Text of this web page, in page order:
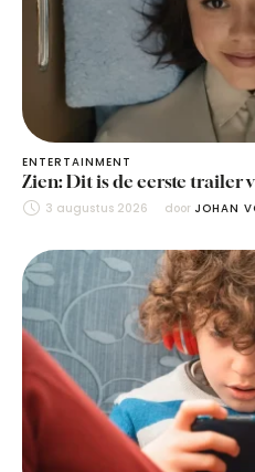
ENTERTAINMENT
Zien: Dit is de eerste trailer
3 augustus 2026 door JOHAN